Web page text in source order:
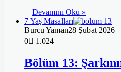
Devamını Oku »
7 Yaş Masalları
Burcu Yaman28 Şubat 2026
0
1.024
Bölüm 13: